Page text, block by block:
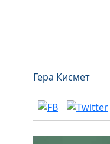
Гера Кисмет